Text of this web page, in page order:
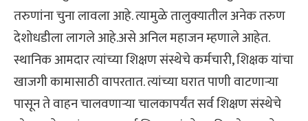
तरुणांना चुना लावला आहे. त्यामुळे तालुक्यातील अनेक तरुण
देशोधडीला लागले आहे.असे अनिल महाजन म्हणाले आहेत.
स्थानिक आमदार त्यांच्या शिक्षण संस्थेचे कर्मचारी, शिक्षक यांचा
खाजगी कामासाठी वापरतात. त्यांच्या घरात पाणी वाटणाऱ्या
पासून ते वाहन चालवणाऱ्या चालकापर्यंत सर्व शिक्षण संस्थेचे